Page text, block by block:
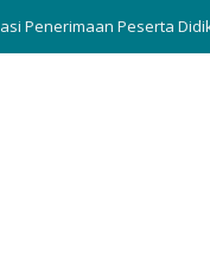
Penerimaan Peserta